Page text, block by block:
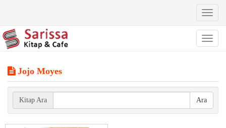
Toggle
Toggle
Jojo Moyes
Kitap Ara Ara